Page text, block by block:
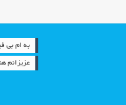
به ام بی
عزیزانم